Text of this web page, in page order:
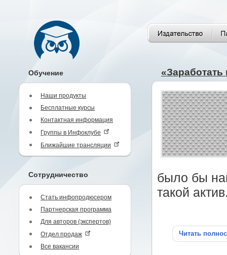
Обучение
Наши продукты
Бесплатные курсы
Контактная информация
Группы в Инфоклубе
Ближайшие трансляции
Сотрудничество
Стать инфопродюсером
Партнерская программа
Для авторов (экспертов)
Отдел продаж
Все вакансии
«Заработать
было бы
такой
Читать